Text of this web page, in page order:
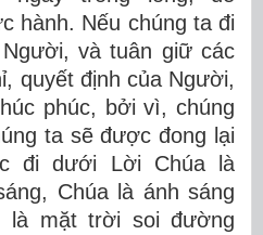
hành. Nếu chúng ta đi
và tuân giữ các
quyết định của Người,
phúc, bởi vì, chúng
ta sẽ được đong lại
đi dưới Lời Chúa là
Chúa là ánh sáng
là mặt trời soi đường